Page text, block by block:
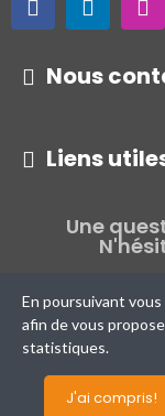
Nous
Liens
Une
Copyright ©
En poursuivant
afin de vous
statistiques.
J'ai compris!